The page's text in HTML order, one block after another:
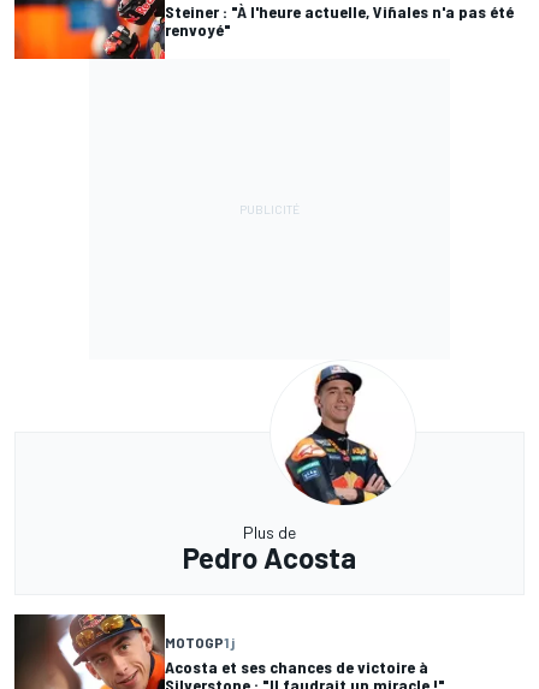
Steiner : "À l'heure actuelle, Viñales n'a pas été
renvoyé"
Plus de
Pedro Acosta
MOTOGP1 j
Acosta et ses chances de victoire à